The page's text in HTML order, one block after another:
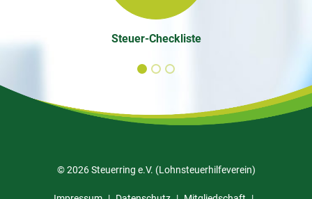
Steuer-Checkliste
© 2026 Steuerring e.V. (Lohnsteuerhilfeverein)